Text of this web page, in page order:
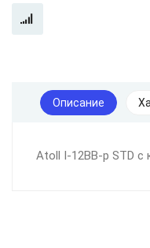
Описание
Atoll I-12BB-p STD с